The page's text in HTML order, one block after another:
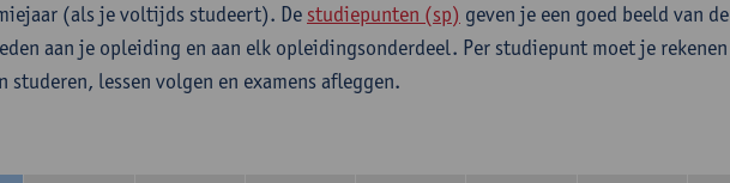
(als je voltijds studeert). De studiepunten (sp) geven je een goed beeld van
aan je opleiding en aan elk opleidingsonderdeel. Per studiepunt moet je
studeren, lessen volgen en examens afleggen.